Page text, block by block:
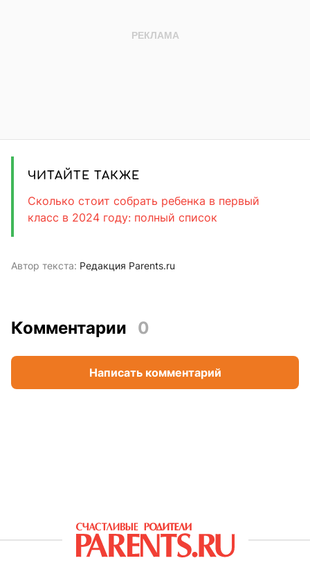
ЧИТАЙТЕ ТАКЖЕ
Сколько стоит собрать ребенка в первый
класс в 2024 году: полный список
Автор текста: Редакция Parents.ru
Комментарии 0
Написать комментарий